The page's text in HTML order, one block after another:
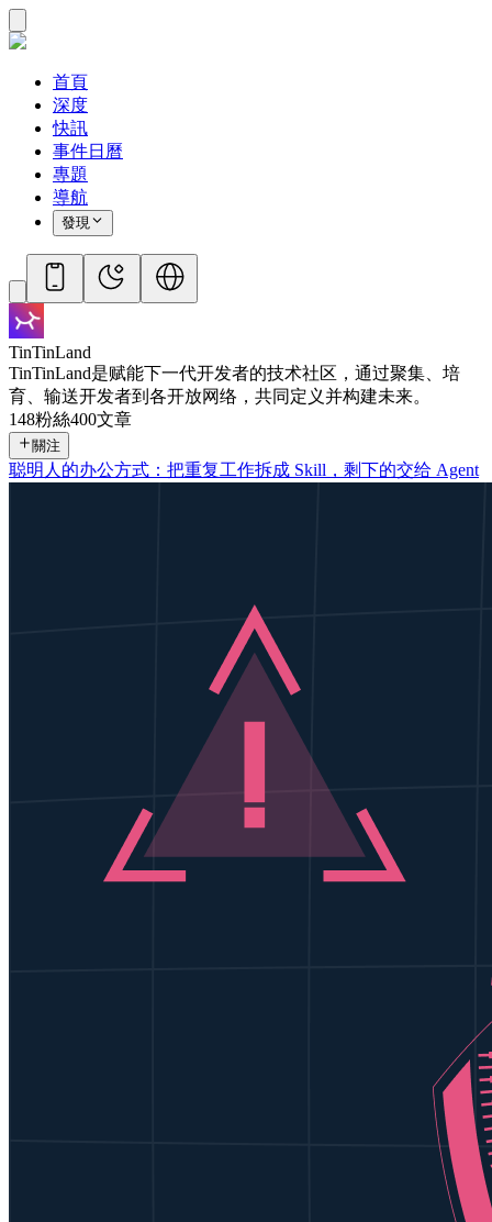
首頁
深度
快訊
事件日曆
專題
導航
發現
TinTinLand
TinTinLand是赋能下一代开发者的技术社区，通过聚集、培
育、输送开发者到各开放网络，共同定义并构建未来。
148粉絲400文章
關注
聪明人的办公方式：把重复工作拆成 Skill，剩下的交给 Agent